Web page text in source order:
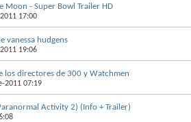
Moon - Super Bowl Trailer HD
17:00
vanessa hudgens
19:06
los directores de 300 y Watchmen
2011 07:19
Activity 2) (Info + Trailer)